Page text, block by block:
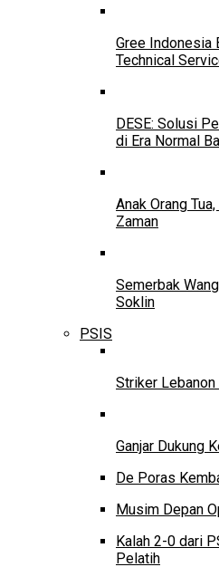
Gree Indonesia
Technical
DESE: Solusi
di Era Normal
Anak Orang
Zaman
Semerbak
Soklin
PSIS
Striker
Ganjar Dukung
De Poras
Musim Depan
Kalah 2-0 dari
Pelatih